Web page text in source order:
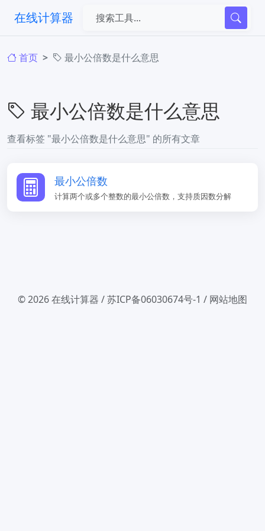
在线计算器
首页 最小公倍数是什么意思
最小公倍数是什么意思
查看标签 "最小公倍数是什么意思" 的所有文章
最小公倍数
计算两个或多个整数的最小公倍数，支持质因数分解
© 2026在线计算器 /苏ICP备06030674号-1 / 网站地图